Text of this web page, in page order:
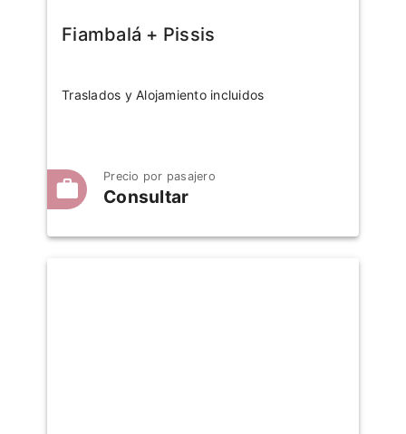
Fiambalá + Pissis
Traslados y Alojamiento incluidos
Precio por pasajero
Consultar